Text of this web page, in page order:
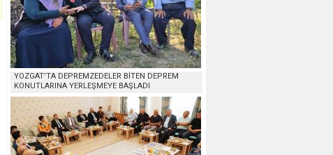
YOZGAT’TA DEPREMZEDELER BİTEN DEPREM
KONUTLARINA YERLEŞMEYE BAŞLADI